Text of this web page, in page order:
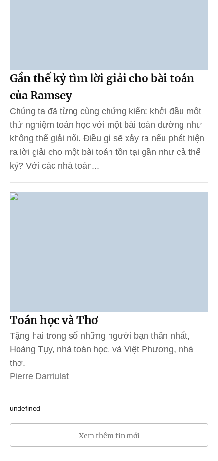
Gần thế kỷ tìm lời giải cho bài toán
của Ramsey
Chúng ta đã từng cùng chứng kiến: khởi đầu một
thử nghiệm toán học với một bài toán dường như
không thể giải nổi. Điều gì sẽ xảy ra nếu phát hiện
ra lời giải cho một bài toán tồn tại gần như cả thế
kỷ? Với các nhà toán...
Toán học và Thơ
Tặng hai trong số những người bạn thân nhất,
Hoàng Tụy, nhà toán học, và Việt Phương, nhà
thơ.
Pierre Darriulat
undefined
Xem thêm tin mới